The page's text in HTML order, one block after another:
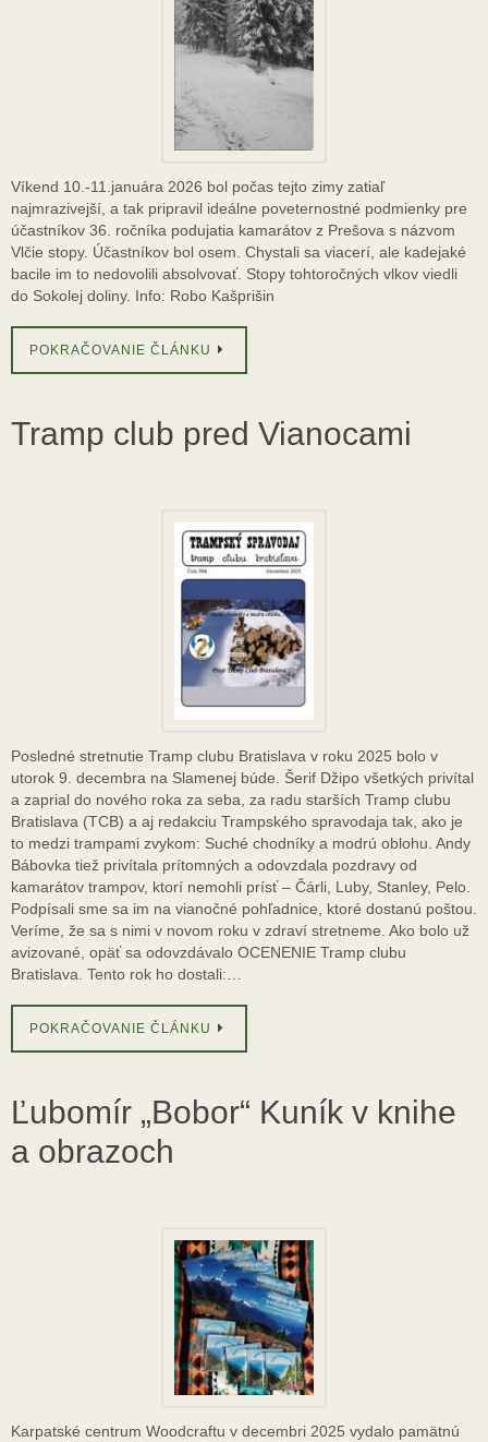
Víkend 10.-11.januára 2026 bol počas tejto zimy zatiaľ
najmrazivejší, a tak pripravil ideálne poveternostné podmienky pre
účastníkov 36. ročníka podujatia kamarátov z Prešova s názvom
Vlčie stopy. Účastníkov bol osem. Chystali sa viacerí, ale kadejaké
bacile im to nedovolili absolvovať. Stopy tohtoročných vlkov viedli
do Sokolej doliny. Info: Robo Kašprišin
POKRAČOVANIE ČLÁNKU
Tramp club pred Vianocami
Posledné stretnutie Tramp clubu Bratislava v roku 2025 bolo v
utorok 9. decembra na Slamenej búde. Šerif Džipo všetkých privítal
a zaprial do nového roka za seba, za radu starších Tramp clubu
Bratislava (TCB) a aj redakciu Trampského spravodaja tak, ako je
to medzi trampami zvykom: Suché chodníky a modrú oblohu. Andy
Bábovka tiež privítala prítomných a odovzdala pozdravy od
kamarátov trampov, ktorí nemohli prísť – Čárli, Luby, Stanley, Pelo.
Podpísali sme sa im na vianočné pohľadnice, ktoré dostanú poštou.
Veríme, že sa s nimi v novom roku v zdraví stretneme. Ako bolo už
avizované, opäť sa odovzdávalo OCENENIE Tramp clubu
Bratislava. Tento rok ho dostali:…
POKRAČOVANIE ČLÁNKU
Ľubomír „Bobor“ Kuník v knihe
a obrazoch
Karpatské centrum Woodcraftu v decembri 2025 vydalo pamätnú